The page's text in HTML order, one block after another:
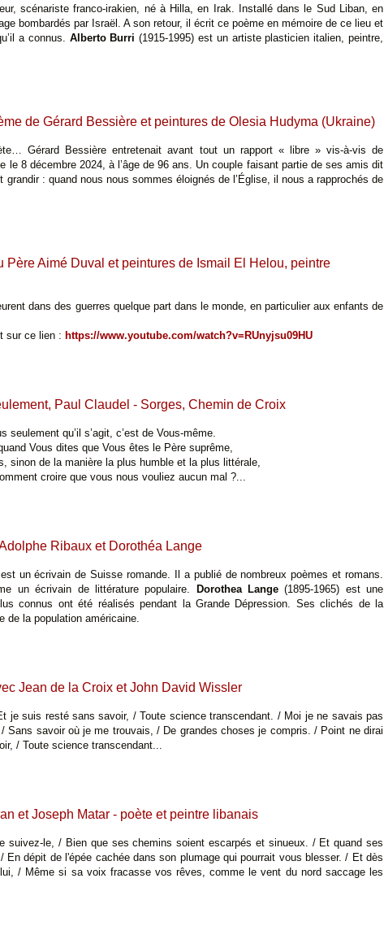
scénariste franco-irakien, né à Hilla, en Irak. Installé dans le Sud Liban, en
bombardés par Israël. A son retour, il écrit ce poème en mémoire de ce lieu et
a connus. Alberto Burri (1915-1995) est un artiste plasticien italien, peintre,
de Gérard Bessière et peintures de Olesia Hudyma (Ukraine)
Gérard Bessière entretenait avant tout un rapport « libre » vis-à-vis de
le 8 décembre 2024, à l’âge de 96 ans. Un couple faisant partie de ses amis dit
: quand nous nous sommes éloignés de l’Église, il nous a rapprochés de
Père Aimé Duval et peintures de Ismail El Helou, peintre
dans des guerres quelque part dans le monde, en particulier aux enfants de
sur ce lien : https://www.youtube.com/watch?v=RUnyjsu09HU
Paul Claudel - Sorges, Chemin de Croix
seulement qu’il s’agit, c’est de Vous-même.
Vous dites que Vous êtes le Père suprême,
sinon de la manière la plus humble et la plus littérale,
croire que vous nous vouliez aucun mal ?...
Ribaux et Dorothéa Lange
un écrivain de Suisse romande. Il a publié de nombreux poèmes et romans.
un écrivain de littérature populaire.
Dorothea Lange(1895-1965) est une
connus ont été réalisés pendant la Grande Dépression. Ses clichés de la
de la population américaine.
Jean de la Croix et John David Wissler
je suis resté sans savoir, / Toute science transcendant. / Moi je ne savais pas
Sans savoir où je me trouvais, / De grandes choses je compris. / Point ne dirai
/ Toute science transcendant...
et Joseph Matar - poète et peintre libanais
suivez-le, / Bien que ses chemins soient escarpés et sinueux. / Et quand ses
dépit de l'épée cachée dans son plumage qui pourrait vous blesser. / Et dès
/ Même si sa voix fracasse vos rêves, comme le vent du nord saccage les